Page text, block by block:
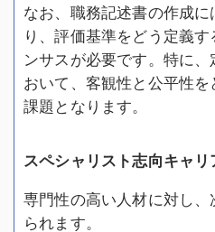
なお、職務記述書の作成
り、評価基準をどう定義
ンサスが必要です。特に
おいて、客観性と公平性
課題となります。
スペシャリスト志向キャ
専門性の高い人材に対し、
られます。